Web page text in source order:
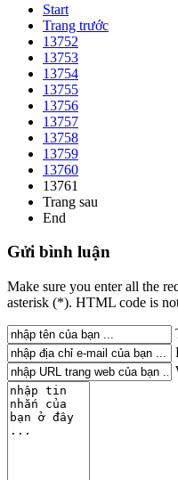
Start
Trang trước
13752
13753
13754
13755
13756
13757
13758
13759
13760
13761
Trang sau
End
Gửi bình luận
Make sure you enter all the
asterisk (*). HTML code is